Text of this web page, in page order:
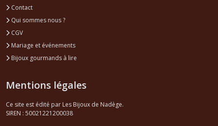
Contact
Qui sommes nous ?
CGV
Mariage et événements
Bijoux gourmands à lire
Mentions légales
Ce site est édité par Les Bijoux de Nadège.
SIREN : 50021221200038